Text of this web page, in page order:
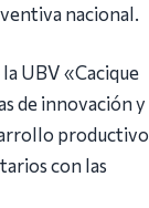
nacional.
UBV «Cacique
de innovación y
productivo
con las